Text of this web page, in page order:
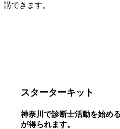
講できます。
スターターキット
神奈川で診断士活動を始め
が得られます。